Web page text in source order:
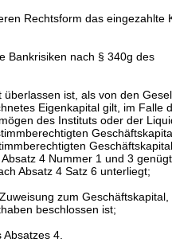
Rechtsform das eingezahlte
Bankrisiken nach § 340g des
ist, als von den
Eigenkapital gilt, im Falle
des Instituts oder der
4 Nummer 1 und 3
Absatz 4 Satz 6 unterliegt;
zum
beschlossen ist;
4.